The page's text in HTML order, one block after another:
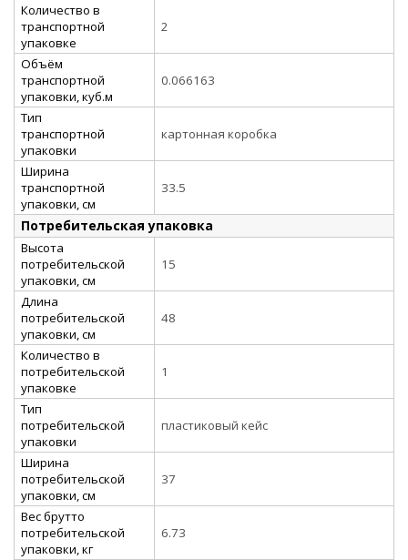
Количество в
транспортной
упаковке
2
Объём
транспортной
упаковки, куб.м
0.066163
Тип
транспортной
упаковки
картонная коробка
Ширина
транспортной
упаковки, см
33.5
Потребительская упаковка
Высота
потребительской
упаковки, см
15
Длина
потребительской
упаковки, см
48
Количество в
потребительской
упаковке
1
Тип
потребительской
упаковки
пластиковый кейс
Ширина
потребительской
упаковки, см
37
Вес брутто
потребительской
упаковки, кг
6.73